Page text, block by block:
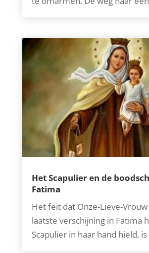
Het Scapulier en de
Fatima
Het feit dat Onze-Lieve-
laatste verschijning in Fatima
Scapulier in haar hand hield, is